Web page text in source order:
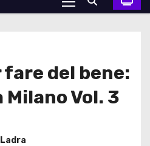
fare del bene:
Milano Vol. 3